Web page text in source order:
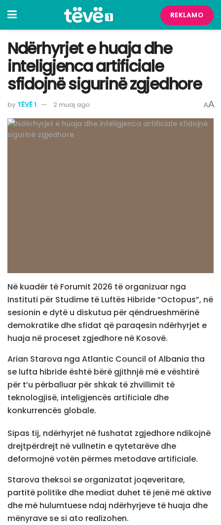
REKLAMO
Ndërhyrjet e huaja dhe
inteligjenca artificiale
sfidojnë sigurinë zgjedhore
by TËVË 1 2 muaj ago AA
Në kuadër të Forumit 2026 të organizuar nga
Instituti për Studime të Luftës Hibride “Octopus”, në
sesionin e dytë u diskutua për qëndrueshmërinë
demokratike dhe sfidat që paraqesin ndërhyrjet e
huaja në proceset zgjedhore në Kosovë.
Arian Starova nga Atlantic Council of Albania tha
se lufta hibride është bërë gjithnjë më e vështirë
për t’u përballuar për shkak të zhvillimit të
teknologjisë, inteligjencës artificiale dhe
konkurrencës globale.
Sipas tij, ndërhyrjet në fushatat zgjedhore ndikojnë
drejtpërdrejt në vullnetin e qytetarëve dhe
deformojnë votën përmes metodave artificiale.
Starova theksoi se organizatat joqeveritare,
partitë politike dhe mediat duhet të jenë më aktive
dhe më hulumtuese ndaj ndërhyrjeve të huaja dhe
mënyrave se si ato realizohen.